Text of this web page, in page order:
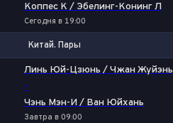
Коппес К / Эбелинг-Конинг Л
Сегодня в 19:00
Китай. Пары
Линь Юй-Цзюнь / Чжан Жуйэнь
-
Чэнь Мэн-И / Ван Юйхань
Завтра в 09:00